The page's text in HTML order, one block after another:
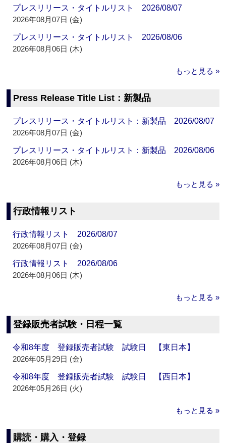
プレスリリース・タイトルリスト 2026/08/07
2026年08月07日 (金)
プレスリリース・タイトルリスト 2026/08/06
2026年08月06日 (木)
もっと見る »
Press Release Title List：新製品
プレスリリース・タイトルリスト：新製品 2026/08/07
2026年08月07日 (金)
プレスリリース・タイトルリスト：新製品 2026/08/06
2026年08月06日 (木)
もっと見る »
行政情報リスト
行政情報リスト 2026/08/07
2026年08月07日 (金)
行政情報リスト 2026/08/06
2026年08月06日 (木)
もっと見る »
登録販売者試験・日程一覧
令和8年度 登録販売者試験 試験日 【東日本】
2026年05月29日 (金)
令和8年度 登録販売者試験 試験日 【西日本】
2026年05月26日 (火)
もっと見る »
購読・購入・登録